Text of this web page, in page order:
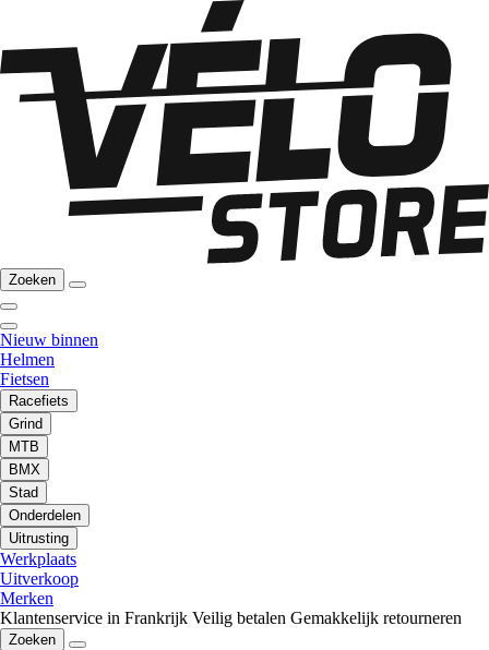
Zoeken
Nieuw binnen
Helmen
Fietsen
Racefiets
Grind
MTB
BMX
Stad
Onderdelen
Uitrusting
Werkplaats
Uitverkoop
Merken
Klantenservice in Frankrijk Veilig betalen Gemakkelijk retourneren
Zoeken